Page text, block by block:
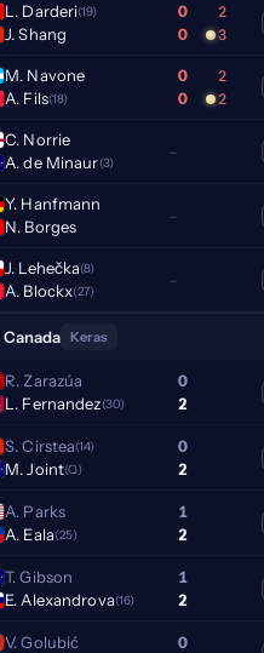
L. Darderi(19)
J. Shang
0 2
0 3
M. Navone
A. Fils(18)
0 2
0 2
C. Norrie
A. de Minaur(3)
–
Y. Hanfmann
N. Borges
–
J. Lehečka(8)
A. Blockx(27)
–
Keras
R. Zarazúa
L. Fernandez(30)
0
2
S. Cirstea(14)
M. Joint(Q)
0
2
A. Parks
A. Eala(25)
1
2
T. Gibson
E. Alexandrova(16)
1
2
V. Golubić
0